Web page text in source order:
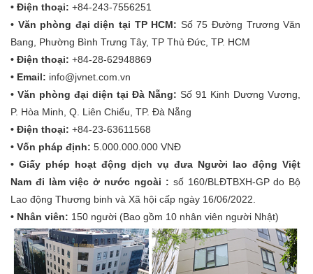
• Điện thoại: +84-243-7556251
• Văn phòng đại diện tại TP HCM: Số 75 Đường Trương Văn
Bang, Phường Bình Trưng Tây, TP Thủ Đức, TP. HCM
• Điện thoại: +84-28-62948869
• Email: info@jvnet.com.vn
•Văn phòng đại diện tại Đà Nẵng: Số 91 Kinh Dương Vương,
P. Hòa Minh, Q. Liên Chiểu, TP. Đà Nẵng
• Điện thoại: +84-23-63611568
• Vốn pháp định: 5.000.000.000 VNĐ
• Giấy phép hoạt động dịch vụ đưa Người lao động Việt
Nam đi làm việc ở nước ngoài : số 160/BLĐTBXH-GP do Bộ
Lao động Thương binh và Xã hội cấp ngày 16/06/2022.
• Nhân viên: 150 người (Bao gồm 10 nhân viên người Nhật)